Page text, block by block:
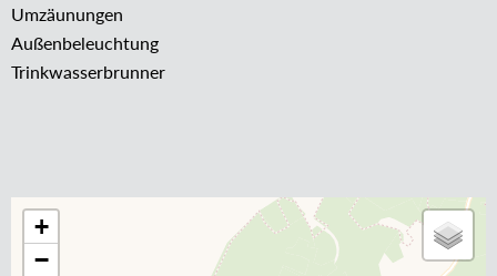
Umzäunungen
Außenbeleuchtung
Trinkwasserbrunner
+
−